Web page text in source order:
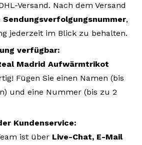
Versand. Nach dem Versand
Sendungsverfolgungsnummer,
jederzeit im Blick zu behalten.
verfügbar:
Madrid Aufwärmtrikot
Fügen Sie einen Namen (bis
und eine Nummer (bis zu 2
Kundenservice:
ist über Live-Chat, E-Mail